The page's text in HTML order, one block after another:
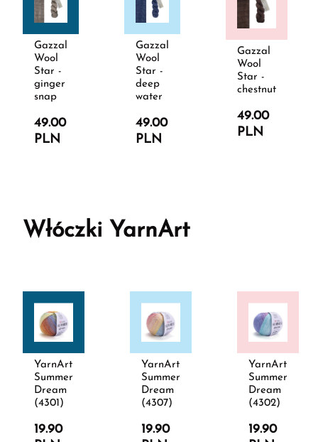
Gazzal
Wool
Star -
ginger
snap
49.00
PLN
Gazzal
Wool
Star -
deep
water
49.00
PLN
Gazzal
Wool
Star -
chestnut
49.00
PLN
Włóczki YarnArt
YarnArt
Summer
Dream
(4301)
19.90
YarnArt
Summer
Dream
(4307)
19.90
YarnArt
Summer
Dream
(4302)
19.90